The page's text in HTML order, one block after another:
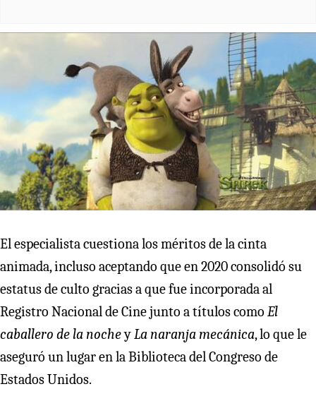
El especialista cuestiona los méritos de la cinta
animada, incluso aceptando que en 2020 consolidó su
estatus de culto gracias a que fue incorporada al
Registro Nacional de Cine junto a títulos como El
caballero de la nocheyLa naranja mecánica, lo que le
aseguró un lugar en la Biblioteca del Congreso de
Estados Unidos.